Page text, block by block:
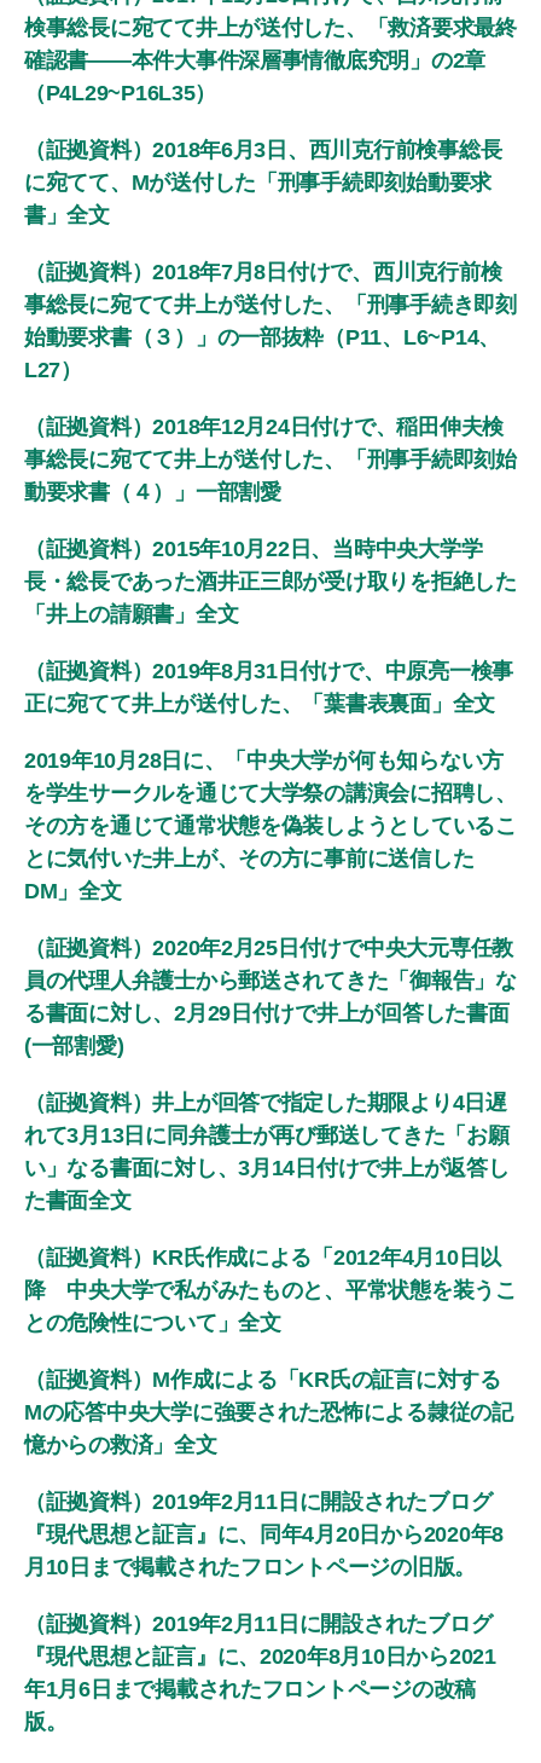
検事総長に宛てて井上が送付した、「救済要求最終
確認書――本件大事件深層事情徹底究明」の2章
（P4L29~P16L35）
（証拠資料）2018年6月3日、西川克行前検事総長
に宛てて、Mが送付した「刑事手続即刻始動要求
書」全文
（証拠資料）2018年7月8日付けで、西川克行前検
事総長に宛てて井上が送付した、「刑事手続き即刻
始動要求書（３）」の一部抜粋（P11、L6~P14、
L27）
（証拠資料）2018年12月24日付けで、稲田伸夫検
事総長に宛てて井上が送付した、「刑事手続即刻始
動要求書（４）」一部割愛
（証拠資料）2015年10月22日、当時中央大学学
長・総長であった酒井正三郎が受け取りを拒絶した
「井上の請願書」全文
（証拠資料）2019年8月31日付けで、中原亮一検事
正に宛てて井上が送付した、「葉書表裏面」全文
2019年10月28日に、「中央大学が何も知らない方
を学生サークルを通じて大学祭の講演会に招聘し、
その方を通じて通常状態を偽装しようとしているこ
とに気付いた井上が、その方に事前に送信した
DM」全文
（証拠資料）2020年2月25日付けで中央大元専任教
員の代理人弁護士から郵送されてきた「御報告」な
る書面に対し、2月29日付けで井上が回答した書面
(一部割愛)
（証拠資料）井上が回答で指定した期限より4日遅
れて3月13日に同弁護士が再び郵送してきた「お願
い」なる書面に対し、3月14日付けで井上が返答し
た書面全文
（証拠資料）KR氏作成による「2012年4月10日以
降 中央大学で私がみたものと、平常状態を装うこ
との危険性について」全文
（証拠資料）M作成による「KR氏の証言に対する
Mの応答中央大学に強要された恐怖による隷従の記
憶からの救済」全文
（証拠資料）2019年2月11日に開設されたブログ
『現代思想と証言』に、同年4月20日から2020年8
月10日まで掲載されたフロントページの旧版。
（証拠資料）2019年2月11日に開設されたブログ
『現代思想と証言』に、2020年8月10日から2021
年1月6日まで掲載されたフロントページの改稿
版。